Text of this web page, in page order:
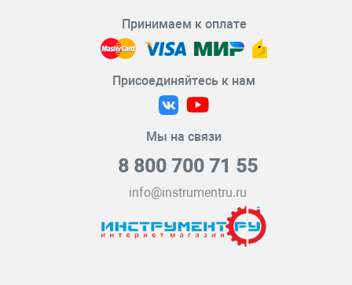
Принимаем к оплате
Присоединяйтесь к нам
Мы на связи
8 800 700 71 55
info@instrumentru.ru